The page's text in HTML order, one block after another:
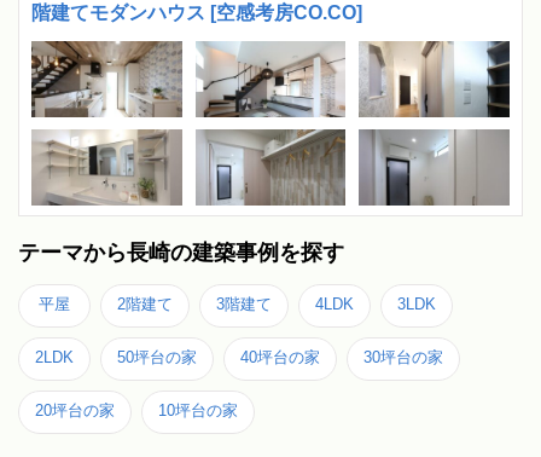
階建てモダンハウス [空感考房CO.CO]
テーマから長崎の建築事例を探す
平屋 2階建て 3階建て 4LDK 3LDK
2LDK 50坪台の家 40坪台の家 30坪台の家
20坪台の家 10坪台の家